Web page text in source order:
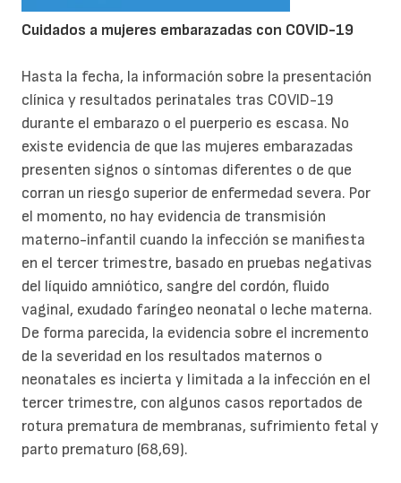
Cuidados a mujeres embarazadas con COVID-19
Hasta la fecha, la información sobre la presentación
clínica y resultados perinatales tras COVID-19
durante el embarazo o el puerperio es escasa. No
existe evidencia de que las mujeres embarazadas
presenten signos o síntomas diferentes o de que
corran un riesgo superior de enfermedad severa. Por
el momento, no hay evidencia de transmisión
materno-infantil cuando la infección se manifiesta
en el tercer trimestre, basado en pruebas negativas
del líquido amniótico, sangre del cordón, fluido
vaginal, exudado faríngeo neonatal o leche materna.
De forma parecida, la evidencia sobre el incremento
de la severidad en los resultados maternos o
neonatales es incierta y limitada a la infección en el
tercer trimestre, con algunos casos reportados de
rotura prematura de membranas, sufrimiento fetal y
parto prematuro (68,69).